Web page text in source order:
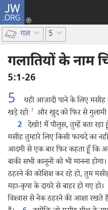
JW.ORG
गल 5
गलातियों के नाम
5:1-26
5
यही आज़ादी पाने के लिए
खड़े रहो 1 और खुद को फिर से
2 देखो! मैं पौलुस, तुम्हें बता
मसीह तुम्हारे लिए किसी फायदे का नहीं
आदमी से एक बार फिर कहता हूँ कि
बाकी सभी कानूनों को भी मानना होगा।
ठहरने की कोशिश कर रहे हो, तुम
महा-कृपा के दायरे से बाहर हो गए हो।
विश्‍वास से नेक ठहरने की आशा रखते